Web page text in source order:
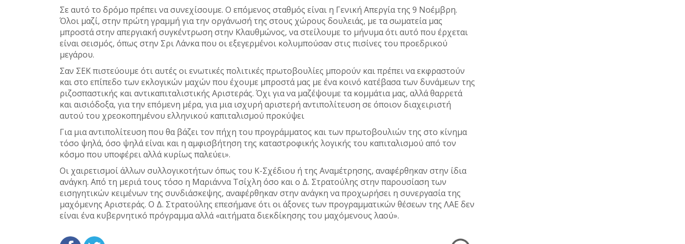
Σε αυτό το δρόμο πρέπει να συνεχίσουμε. Ο επόμενος σταθμός είναι η Γενική Απεργία της 9 Νοέμβρη.
Όλοι μαζί, στην πρώτη γραμμή για την οργάνωσή της στους χώρους δουλειάς, με τα σωματεία μας
μπροστά στην απεργιακή συγκέντρωση στην Κλαυθμώνος, να στείλουμε το μήνυμα ότι αυτό που έρχεται
είναι σεισμός, όπως στην Σρι Λάνκα που οι εξεγερμένοι κολυμπούσαν στις πισίνες του προεδρικού
μεγάρου.
Σαν ΣΕΚ πιστεύουμε ότι αυτές οι ενωτικές πολιτικές πρωτοβουλίες μπορούν και πρέπει να εκφραστούν
και στο επίπεδο των εκλογικών μαχών που έχουμε μπροστά μας με ένα κοινό κατέβασα των δυνάμεων της
ριζοσπαστικής και αντικαπιταλιστικής Αριστεράς. Όχι για να μαζέψουμε τα κομμάτια μας, αλλά θαρρετά
και αισιόδοξα, για την επόμενη μέρα, για μια ισχυρή αριστερή αντιπολίτευση σε όποιον διαχειριστή
αυτού του χρεοκοπημένου ελληνικού καπιταλισμού προκύψει
Για μια αντιπολίτευση που θα βάζει τον πήχη του προγράμματος και των πρωτοβουλιών της στο κίνημα
τόσο ψηλά, όσο ψηλά είναι και η αμφισβήτηση της καταστροφικής λογικής του καπιταλισμού από τον
κόσμο που υποφέρει αλλά κυρίως παλεύει».
Οι χαιρετισμοί άλλων συλλογικοτήτων όπως του Κ-Σχέδιου ή της Αναμέτρησης, αναφέρθηκαν στην ίδια
ανάγκη. Από τη μεριά τους τόσο η Μαριάννα Τσίχλη όσο και ο Δ. Στρατούλης στην παρουσίαση των
εισηγητικών κειμένων της συνδιάσκεψης, αναφέρθηκαν στην ανάγκη να προχωρήσει η συνεργασία της
μαχόμενης Αριστεράς. Ο Δ. Στρατούλης επεσήμανε ότι οι άξονες των προγραμματικών θέσεων της ΛΑΕ δεν
είναι ένα κυβερνητικό πρόγραμμα αλλά «αιτήματα διεκδίκησης του μαχόμενους λαού».